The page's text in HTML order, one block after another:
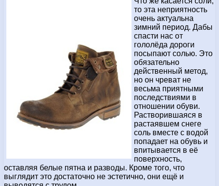
то эта неприятность
очень актуальна
зимний период. Дабы
спасти нас от
гололёда дороги
посыпают солью. Это
обязательно
действенный метод,
но он чреват не
весьма приятными
последствиями в
отношении обуви.
Растворившаяся в
растаявшем снеге
соль вместе с водой
попадает на обувь и
впитывается в её
поверхность,
оставляя белые пятна и разводы. Кроме того, что
выглядит это достаточно не эстетично, они ещё и